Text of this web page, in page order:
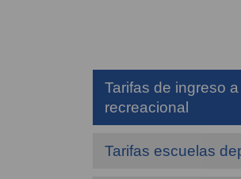
Tarifas de ingreso
recreacional
Tarifas escuelas